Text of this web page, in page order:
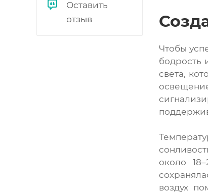
Чтобы
бодрость
света,
около
воздух
Оставить
отзыв